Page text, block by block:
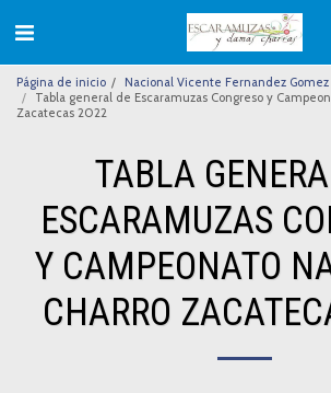
Página de inicio
Nacional Vicente Fernandez Gomez
Tabla general de Escaramuzas Congreso y
Zacatecas 2022
TABLA
ESCARAMUZAS
Y CAMPEONATO
CHARRO